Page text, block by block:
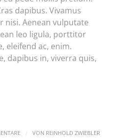
dapibus. Vivamus
nisi. Aenean vulputate
leo ligula, porttitor
eleifend ac, enim.
dapibus in, viverra quis,
/ VON REINHOLD ZWIEBLER